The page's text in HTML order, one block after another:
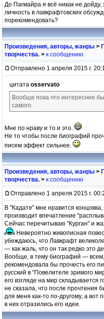
До Пагмайра я всё никак не
личность в лавкрафтовских
порекомендовать?
Произведения, авторы, жанры >
творчества. > к сообщению
Отправлено 1 апреля 2015 г.
цитата osservato
Вообще пока что интереснее
самого.
Мне по нраву и то и это.
Не то чтобы после биографий
писем эффект сильнее.
Произведения, авторы, жанры >
творчества. > к сообщению
Отправлено 1 апреля 2015 г.
В "Кадате" мне нравится
производит впечатление
Сейчас перечитываю "Курган" и
Невероятно живописная
убеждаюсь, что Лавкрафт
— как жаль, что он так редко это
Вообще, в тему биографий — всем,
рекомендовала бы прочесть его
русский в "Повелителе зримого
его взгляде на мир
не сказала, что после прочтения
для меня как-то по-другому, а вот
в них отразились его идеи.